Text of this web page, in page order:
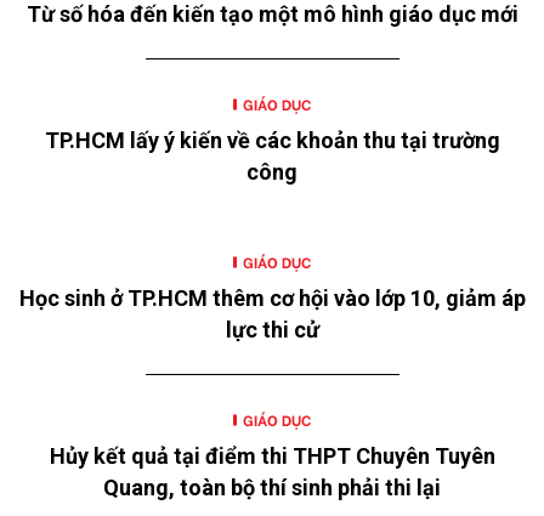
Từ số hóa đến kiến tạo một mô hình giáo dục mới
GIÁO DỤC
TP.HCM lấy ý kiến về các khoản thu tại trường
công
GIÁO DỤC
Học sinh ở TP.HCM thêm cơ hội vào lớp 10, giảm áp
lực thi cử
GIÁO DỤC
Hủy kết quả tại điểm thi THPT Chuyên Tuyên
Quang, toàn bộ thí sinh phải thi lại